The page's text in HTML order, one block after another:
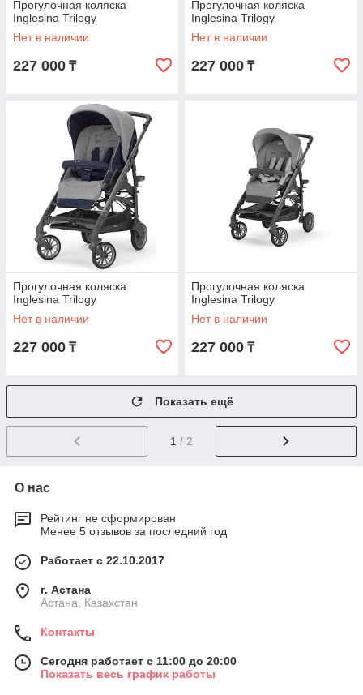
Прогулочная коляска
Inglesina Trilogy
Нет в наличии
227 000 ₸
Прогулочная коляска
Inglesina Trilogy
Нет в наличии
227 000 ₸
Прогулочная коляска
Inglesina Trilogy
Нет в наличии
227 000 ₸
Прогулочная коляска
Inglesina Trilogy
Нет в наличии
227 000 ₸
Показать ещё
1 / 2
О нас
Рейтинг не сформирован
Менее 5 отзывов за последний год
Работает с 22.10.2017
г. Астана
Астана, Казахстан
Контакты
Сегодня работает с 11:00 до 20:00
Показать весь график работы